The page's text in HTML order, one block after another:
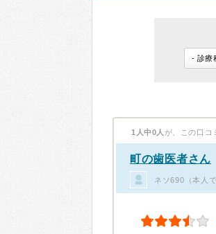
1人中0人 が、この口コ
町の歯医者さん
ネソ690（本人